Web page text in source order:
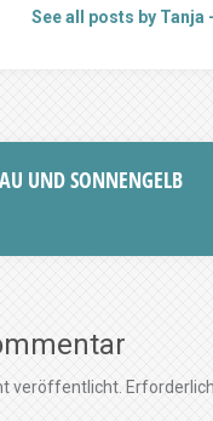
See all posts by
UND SONNENGELB
veröffentlicht.